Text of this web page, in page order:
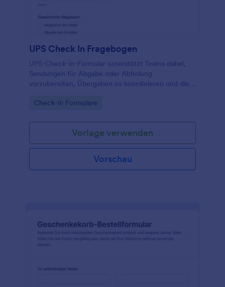
UPS Check In Fragebogen
UPS-Check-in-Formular unterstützt Teams dabei,
Sendungen für Abgabe oder Abholung
vorzubereiten, Übergaben zu koordinieren und die
mit Jotform online zu bündeln.
Go to Category:
Check-in Formulare
Vorlage verwenden
Vorschau